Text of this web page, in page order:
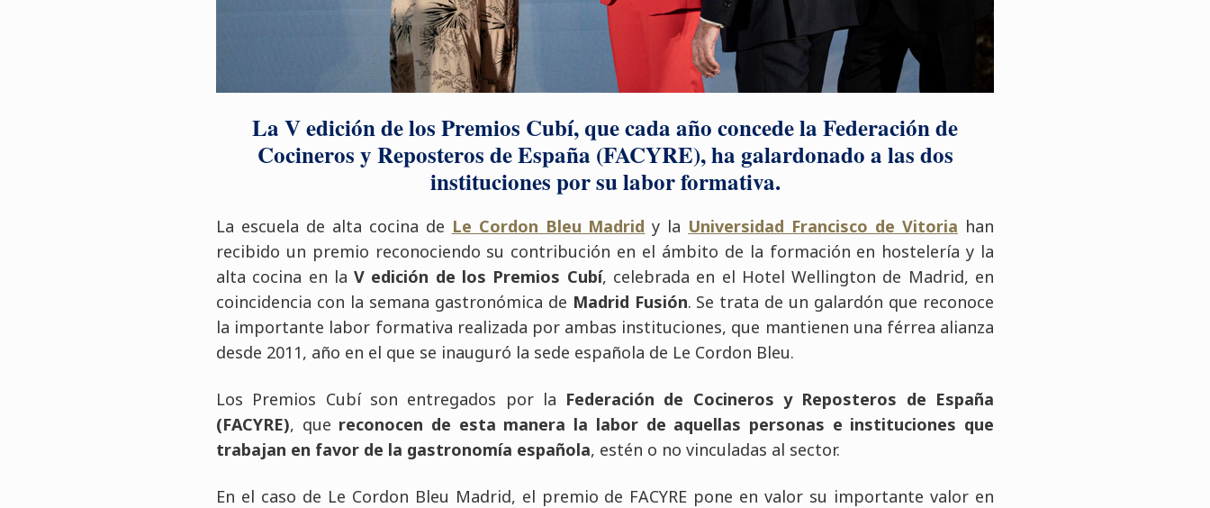
La V edición de los Premios Cubí, que cada año concede la Federación de
Cocineros y Reposteros de España (FACYRE), ha galardonado a las dos
instituciones por su labor formativa.
La escuela de alta cocina de Le Cordon Bleu Madrid y la Universidad Francisco de Vitoria han
recibido un premio reconociendo su contribución en el ámbito de la formación en hostelería y la
alta cocina en laV edición de los Premios Cubí, celebrada en el Hotel Wellington de Madrid, en
coincidencia con la semana gastronómica de Madrid Fusión. Se trata de un galardón que reconoce
la importante labor formativa realizada por ambas instituciones, que mantienen una férrea alianza
desde 2011, año en el que se inauguró la sede española de Le Cordon Bleu.
Los Premios Cubí son entregados por la Federación de Cocineros y Reposteros de España
(FACYRE), que reconocen de esta manera la labor de aquellas personas e instituciones que
trabajan en favor de la gastronomía española, estén o no vinculadas al sector.
En el caso de Le Cordon Bleu Madrid, el premio de FACYRE pone en valor su importante valor en